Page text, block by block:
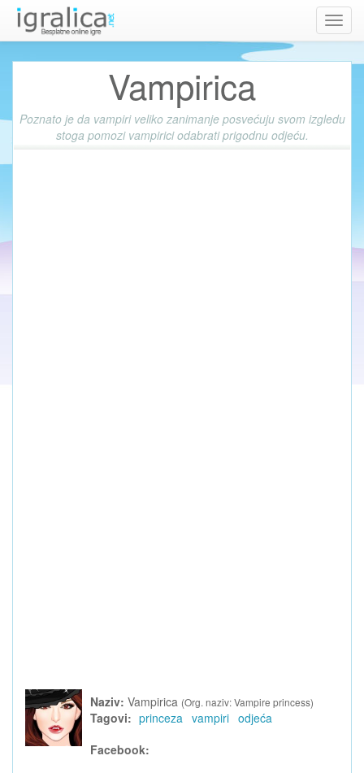
Vampirica
Poznato je da vampiri veliko zanimanje posvećuju svom izgledu
stoga pomozi vampirici odabrati prigodnu odjeću.
Naziv: Vampirica (Org. naziv: Vampire princess)
Tagovi: princeza vampiri odjeća
Facebook: